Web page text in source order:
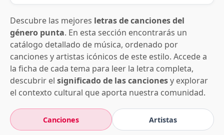
Descubre las mejores letras de canciones del
género punta. En esta sección encontrarás un
catálogo detallado de música, ordenado por
canciones y artistas icónicos de este estilo. Accede a
la ficha de cada tema para leer la letra completa,
descubrir el significado de las cancionesy explorar
el contexto cultural que aporta nuestra comunidad.
Canciones Artistas